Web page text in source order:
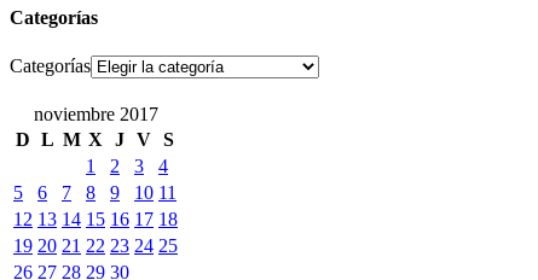
Categorías
Categorías
noviembre 2017
D L M X J V S
1
2 3
4
5
6 7 8 9 10 11
12 13 14 15 16 17 18
19 20 21 22 23 24 25
26 27 28 29 30